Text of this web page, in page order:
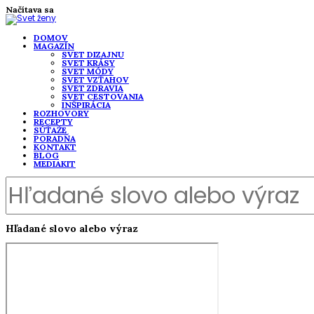
Načítava sa
DOMOV
MAGAZÍN
SVET DIZAJNU
SVET KRÁSY
SVET MÓDY
SVET VZŤAHOV
SVET ZDRAVIA
SVET CESTOVANIA
INŠPIRÁCIA
ROZHOVORY
RECEPTY
SÚŤAŽE
PORADŇA
KONTAKT
BLOG
MEDIAKIT
Hľadané slovo alebo výraz